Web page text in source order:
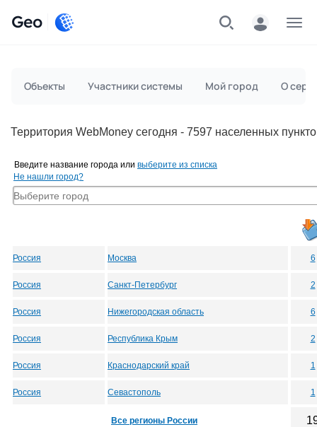
Geo
Объекты Участники системы Мой город О
Территория WebMoney сегодня - 7597 населенных
Введите название города или выберите из списка
Не нашли город?
Россия Москва 6
Россия Санкт-Петербург 2
Россия Нижегородская область 6
Россия Республика Крым 2
Россия Краснодарский край 1
Россия Севастополь 1
Все регионы России